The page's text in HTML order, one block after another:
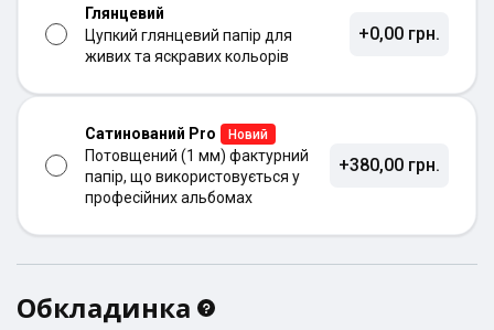
Глянцевий
Цупкий глянцевий папір для
живих та яскравих кольорів
+0,00 грн.
Сатинований Pro Новий
Потовщений (1 мм) фактурний
папір, що використовується у
професійних альбомах
+380,00 грн.
Обкладинка